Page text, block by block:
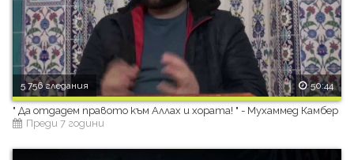
5 756 гледания 50:44
" Да отдадем правото към Аллах и хората! " - Мухаммед Камбер
Преди 7 години